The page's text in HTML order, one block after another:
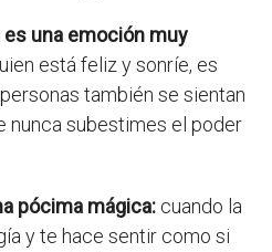
es una emoción muy
está feliz y sonríe, es
también se sientan
nunca subestimes el poder
pócima mágica: cuando la
y te hace sentir como si